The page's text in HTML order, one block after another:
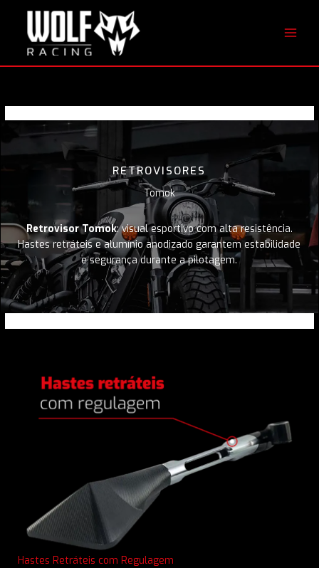
conteúdo
RETROVISORES
Tomok
Retrovisor Tomok: visual esportivo com alta resistência.
Hastes retráteis e alumínio anodizado garantem estabilidade
e segurança durante a pilotagem.
Hastes Retráteis com Regulagem